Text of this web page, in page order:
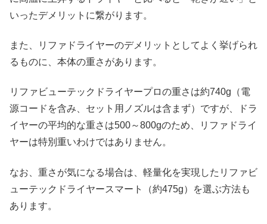
いったデメリットに繋がります。
また、リファドライヤーのデメリットとしてよく挙げられ
るものに、本体の重さがあります。
リファビューテックドライヤープロの重さは約740g（電
源コードを含み、セット用ノズルは含まず）ですが、ドラ
イヤーの平均的な重さは500～800gのため、リファドライ
ヤーは特別重いわけではありません。
なお、重さが気になる場合は、軽量化を実現したリファビ
ューテックドライヤースマート（約475g）を選ぶ方法も
あります。